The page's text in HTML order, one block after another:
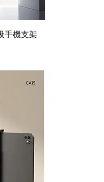
手機支架